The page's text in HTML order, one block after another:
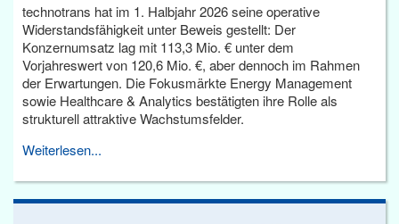
technotrans hat im 1. Halbjahr 2026 seine operative
Widerstandsfähigkeit unter Beweis gestellt: Der
Konzernumsatz lag mit 113,3 Mio. € unter dem
Vorjahreswert von 120,6 Mio. €, aber dennoch im Rahmen
der Erwartungen. Die Fokusmärkte Energy Management
sowie Healthcare & Analytics bestätigten ihre Rolle als
strukturell attraktive Wachstumsfelder.
Weiterlesen...